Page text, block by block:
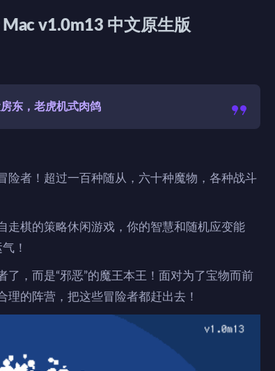
v1.0m13 中文原生版
东，老虎机式肉鸽
险者！超过一百种随从，六十种魔物，各种战斗
走棋的策略休闲游戏，你的智慧和随机应变能
！
，而是“邪恶”的魔王本王！面对为了宝物而前
的阵营，把这些冒险者都赶出去！